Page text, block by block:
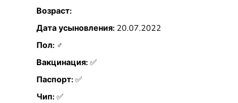
Возраст:
Дата усыновления: 20.07.2022
Пол: ♂
Вакцинация:✅
Паспорт:✅
Чип:✅